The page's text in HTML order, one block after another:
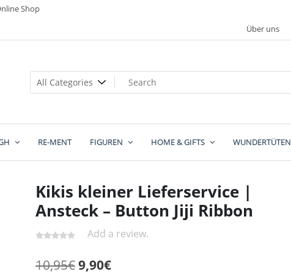
Shop
Über uns
RE-MENT FIGUREN HOME & GIFTS WUNDERTÜTEN
Kikis kleiner Lieferservice |
Ansteck – Button Jiji Ribbon
Add a review.
10,95€Ursprünglicher
9,90€Aktueller